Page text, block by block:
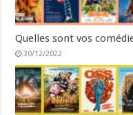
Quelles sont vos
30/12/2022